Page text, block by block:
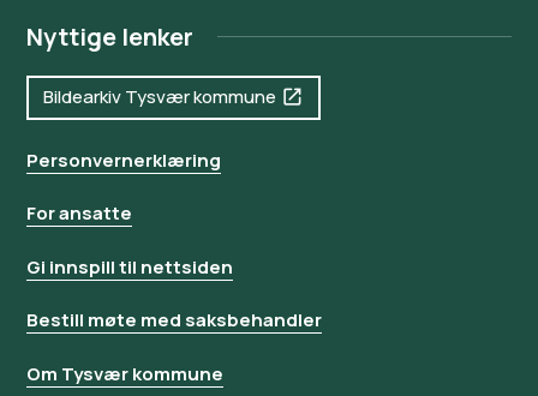
Nyttige lenker
Bildearkiv Tysvær kommune
Personvernerklæring
For ansatte
Gi innspill til nettsiden
Bestill møte med saksbehandler
Om Tysvær kommune